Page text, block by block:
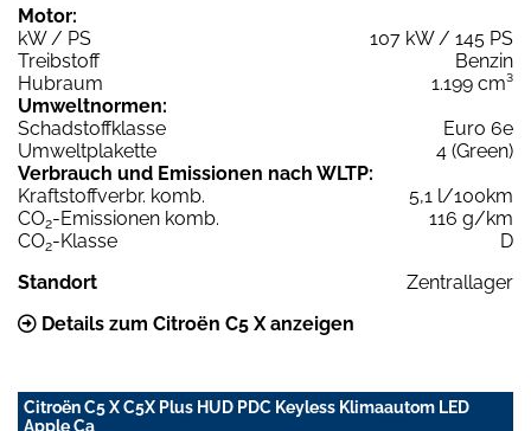
Motor:
kW / PS
107 kW / 145 PS
Treibstoff
Benzin
Hubraum
1.199 cm³
Umweltnormen:
Schadstoffklasse
Euro 6e
Umweltplakette
4 (Green)
Verbrauch und Emissionen nach WLTP:
Kraftstoffverbr. komb.
5,1 l/100km
CO2-Emissionen komb.
116 g/km
CO2-Klasse
D
Standort
Zentrallager
Details zum Citroën C5 X anzeigen
Citroën C5 X C5X Plus HUD PDC Keyless Klimaautom LED
Apple Ca